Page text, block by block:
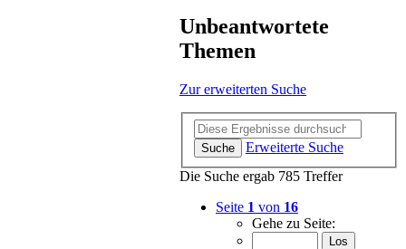
Unbeantwortete
Themen
Zur erweiterten Suche
Suche
Erweiterte Suche
Die Suche ergab 785 Treffer
Seite 1 von 16
Gehe zu Seite: